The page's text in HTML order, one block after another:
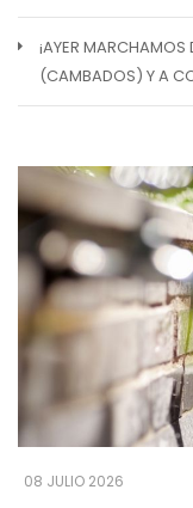
¡AYER MARCHAMOS
(CAMBADOS) Y A
08 JULIO 2026